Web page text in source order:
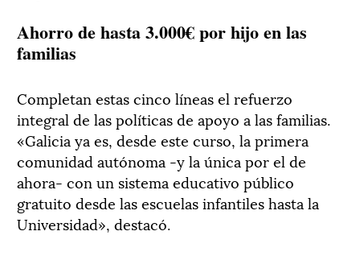
Ahorro de hasta 3.000€ por hijo en las
familias
Completan estas cinco líneas el refuerzo
integral de las políticas de apoyo a las familias.
«Galicia ya es, desde este curso, la primera
comunidad autónoma -y la única por el de
ahora- con un sistema educativo público
gratuito desde las escuelas infantiles hasta la
Universidad», destacó.